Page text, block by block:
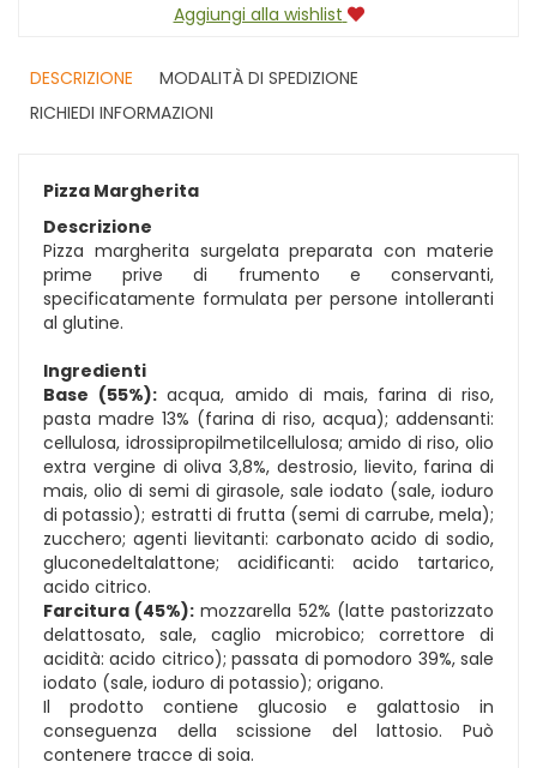
Aggiungi alla wishlist
DESCRIZIONE
MODALITÀ DI SPEDIZIONE
RICHIEDI INFORMAZIONI
Pizza Margherita
Descrizione
Pizza margherita surgelata preparata con materie
prime prive di frumento e conservanti,
specificatamente formulata per persone intolleranti
al glutine.
Ingredienti
Base (55%):acqua, amido di mais, farina di riso,
pasta madre 13% (farina di riso, acqua); addensanti:
cellulosa, idrossipropilmetilcellulosa; amido di riso, olio
extra vergine di oliva 3,8%, destrosio, lievito, farina di
mais, olio di semi di girasole, sale iodato (sale, ioduro
di potassio); estratti di frutta (semi di carrube, mela);
zucchero; agenti lievitanti: carbonato acido di sodio,
gluconedeltalattone; acidificanti: acido tartarico,
acido citrico.
Farcitura (45%): mozzarella 52% (latte pastorizzato
delattosato, sale, caglio microbico; correttore di
acidità: acido citrico); passata di pomodoro 39%, sale
iodato (sale, ioduro di potassio); origano.
Il prodotto contiene glucosio e galattosio in
conseguenza della scissione del lattosio. Può
contenere tracce di soia.